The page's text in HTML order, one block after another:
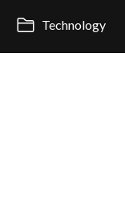
Technology